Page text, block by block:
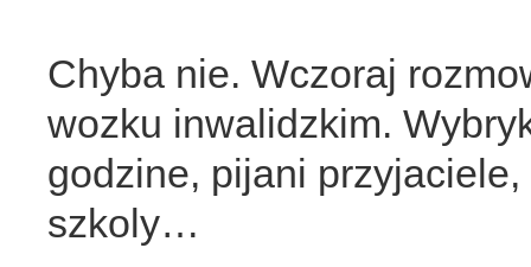
Chyba nie. Wczoraj
wozku inwalidzkim.
godzine, pijani
szkoly…